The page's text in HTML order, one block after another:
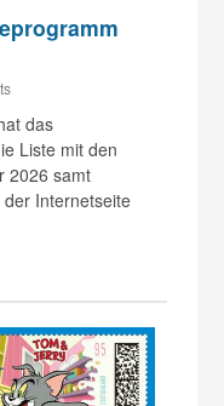
das
Liste mit den
2026 samt
Internetseite